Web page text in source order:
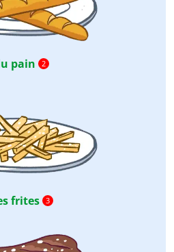
pain 2
frites 3